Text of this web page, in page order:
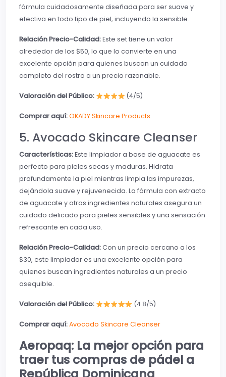
fórmula cuidadosamente diseñada para ser suave y
efectiva en todo tipo de piel, incluyendo la sensible.
Relación Precio-Calidad:Este set tiene un valor
alrededor de los $50, lo que lo convierte en una
excelente opción para quienes buscan un cuidado
completo del rostro a un precio razonable.
Valoración del Público: (4/5)
Comprar aquí:OKADY Skincare Products
5. Avocado Skincare Cleanser
Características:Este limpiador a base de aguacate es
perfecto para pieles secas y maduras. Hidrata
profundamente la piel mientras limpia las impurezas,
dejándola suave y rejuvenecida. La fórmula con extracto
de aguacate y otros ingredientes naturales asegura un
cuidado delicado para pieles sensibles y una sensación
refrescante en cada uso.
Relación Precio-Calidad:Con un precio cercano a los
$30, este limpiador es una excelente opción para
quienes buscan ingredientes naturales a un precio
asequible.
Valoración del Público: (4.8/5)
Comprar aquí:Avocado Skincare Cleanser
Aeropaq: La mejor opción para
traer tus compras de pádel a